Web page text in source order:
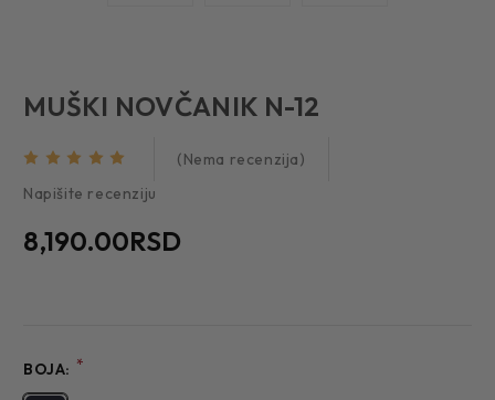
MUŠKI NOVČANIK N-12
(Nema recenzija)
Napišite recenziju
8,190.00RSD
BOJA: *